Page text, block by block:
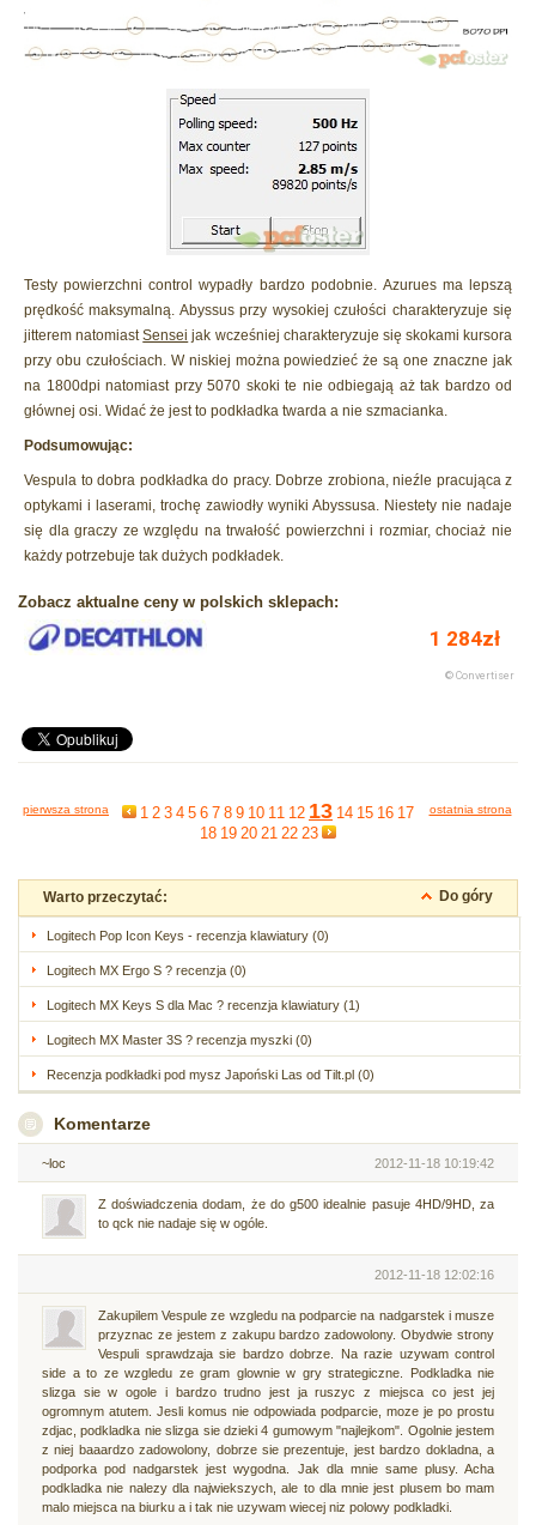
Testy powierzchni control wypadły bardzo podobnie. Azurues ma lepszą
prędkość maksymalną. Abyssus przy wysokiej czułości charakteryzuje się
jitterem natomiastSensei jak wcześniej charakteryzuje się skokami kursora
przy obu czułościach. W niskiej można powiedzieć że są one znaczne jak
na 1800dpi natomiast przy 5070 skoki te nie odbiegają aż tak bardzo od
głównej osi. Widać że jest to podkładka twarda a nie szmacianka.
Podsumowując:
Vespula to dobra podkładka do pracy. Dobrze zrobiona, nieźle pracująca z
optykami i laserami, trochę zawiodły wyniki Abyssusa. Niestety nie nadaje
się dla graczy ze względu na trwałość powierzchni i rozmiar, chociaż nie
każdy potrzebuje tak dużych podkładek.
Zobacz aktualne ceny w polskich sklepach:
pierwsza strona 1 2 3 4 5 6 7 8 9 10 11 12 13 14 15 16 17
18 19 20 21 22 23
ostatnia strona
Warto przeczytać: Do góry
Logitech Pop Icon Keys - recenzja klawiatury (0)
Logitech MX Ergo S ? recenzja (0)
Logitech MX Keys S dla Mac ? recenzja klawiatury (1)
Logitech MX Master 3S ? recenzja myszki (0)
Recenzja podkładki pod mysz Japoński Las od Tilt.pl (0)
Komentarze
~loc 2012-11-18 10:19:42
Z doświadczenia dodam, że do g500 idealnie pasuje 4HD/9HD, za
to qck nie nadaje się w ogóle.
2012-11-18 12:02:16
Zakupilem Vespule ze wzgledu na podparcie na nadgarstek i musze
przyznac ze jestem z zakupu bardzo zadowolony. Obydwie strony
Vespuli sprawdzaja sie bardzo dobrze. Na razie uzywam control
side a to ze wzgledu ze gram glownie w gry strategiczne. Podkladka nie
slizga sie w ogole i bardzo trudno jest ja ruszyc z miejsca co jest jej
ogromnym atutem. Jesli komus nie odpowiada podparcie, moze je po prostu
zdjac, podkladka nie slizga sie dzieki 4 gumowym "najlejkom". Ogolnie jestem
z niej baaardzo zadowolony, dobrze sie prezentuje, jest bardzo dokladna, a
podporka pod nadgarstek jest wygodna. Jak dla mnie same plusy. Acha
podkladka nie nalezy dla najwiekszych, ale to dla mnie jest plusem bo mam
malo miejsca na biurku a i tak nie uzywam wiecej niz polowy podkladki.